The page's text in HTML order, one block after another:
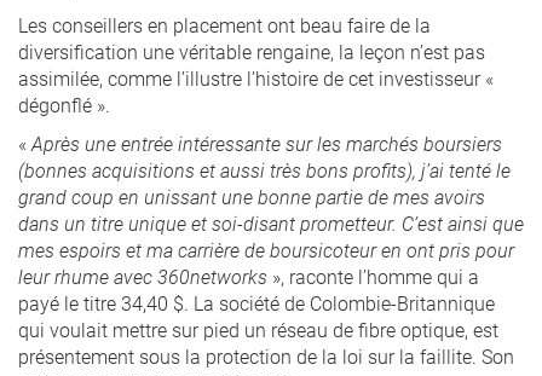
Les conseillers en placement ont beau faire de la
diversification une véritable rengaine, la leçon n’est pas
assimilée, comme l’illustre l’histoire de cet investisseur «
dégonflé ».
«Après une entrée intéressante sur les marchés boursiers
(bonnes acquisitions et aussi très bons profits), j’ai tenté le
grand coup en unissant une bonne partie de mes avoirs
dans un titre unique et soi-disant prometteur. C’est ainsi que
mes espoirs et ma carrière de boursicoteur en ont pris pour
leur rhume avec 360networks », raconte l’homme qui a
payé le titre 34,40 $. La société de Colombie-Britannique
qui voulait mettre sur pied un réseau de fibre optique, est
présentement sous la protection de la loi sur la faillite. Son